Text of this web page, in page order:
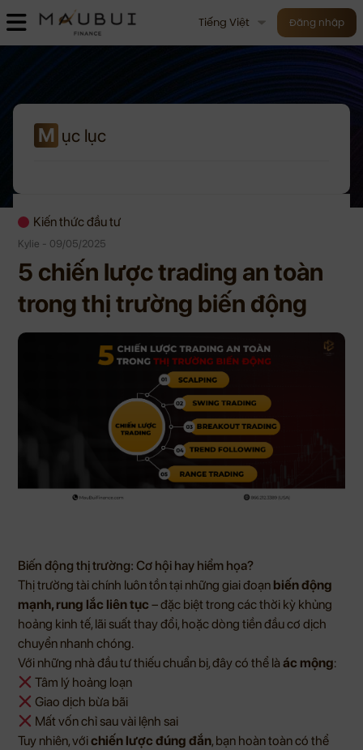
Tiếng Việt Đăng nhập
M ục lục
Kiến thức đầu tư
Kylie - 09/05/2025
5 chiến lược trading an toàn
trong thị trường biến động
Biến động thị trường: Cơ hội hay hiểm họa?
Thị trường tài chính luôn tồn tại những giai đoạn biến động
mạnh, rung lắc liên tục – đặc biệt trong các thời kỳ khủng
hoảng kinh tế, lãi suất thay đổi, hoặc dòng tiền đầu cơ dịch
chuyển nhanh chóng.
Với những nhà đầu tư thiếu chuẩn bị, đây có thể là ác mộng:
Tâm lý hoảng loạn
Giao dịch bừa bãi
Mất vốn chỉ sau vài lệnh sai
Tuy nhiên, vớichiến lược đúng đắn, bạn hoàn toàn có thể